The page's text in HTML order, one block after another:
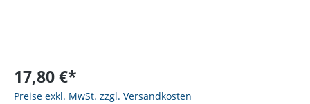
17,80 €*
Preise exkl. MwSt. zzgl. Versandkosten